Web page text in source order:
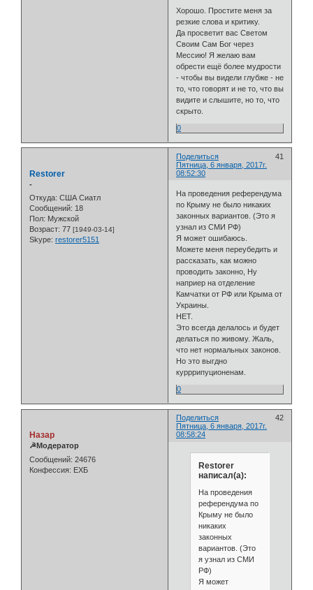
Хорошо. Простите меня за
резкие слова и критику.
Да просветит вас Светом
Своим Сам Бог через
Мессию! Я желаю вам
обрести ещё более мудрости
- чтобы вы видели глубже - не
то, что говорят и не то, что вы
видите и слышите, но то, что
скрыто.
0
Поделиться
41
Пятница, 6 января, 2017г.
08:52:30
Restorer
-
Откуда: США Сиатл
Сообщений: 18
Пол: Мужской
Возраст: 77 [1949-03-14]
Skype: restorer5151
На проведения референдума
по Крыму не было никаких
законных вариантов. (Это я
узнал из СМИ РФ)
Я может ошибаюсь.
Можете меня переубедить и
рассказать, как можно
проводить законно, Ну
наприер на отделение
Камчатки от РФ или Крыма от
Украины.
НЕТ.
Это всегда делалось и будет
делаться по живому. Жаль,
что нет нормальных законов.
Но это выгдно
курррипуционенам.
0
Поделиться
42
Пятница, 6 января, 2017г.
08:58:24
Назар
☭Модератор
Сообщений: 24676
Конфессия: ЕХБ
Restorer
написал(а):
На проведения
референдума по
Крыму не было
никаких
законных
вариантов. (Это
я узнал из СМИ
РФ)
Я может